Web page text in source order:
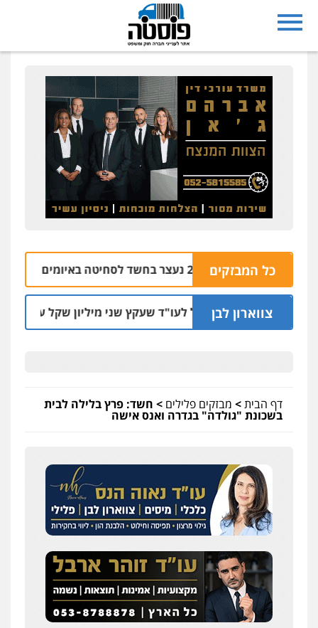
כל המבזקים
נצרת: בן 28 נעצר בחשד לסחיטה באיומים מטלפון שאינו שלו
צווארון לבן
מאסר בפועל לעו"ד שעקץ שני מיליון שקל על דירה השייכת
דף הבית> מבזקים פלילים > חשד: פרץ בלילה לבית
בשכונת "גולדה" בגדרה ואנס אישה
שחר לדובסקי, עו"ד
פלילי מעצרים וחקירות עבירות המתה עורכי
דין לענייני אסירים
0507913332
עו"ד איהאב ג'לג'ולי
פלילי מעצרים וחקירות עורכי דין לענייני
אסירים